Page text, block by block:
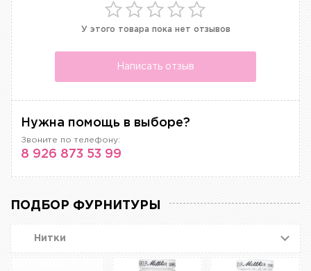
У этого товара пока нет отзывов
Написать отзыв
Нужна помощь в выборе?
Звоните по телефону:
8 926 873 53 99
ПОДБОР ФУРНИТУРЫ
Нитки